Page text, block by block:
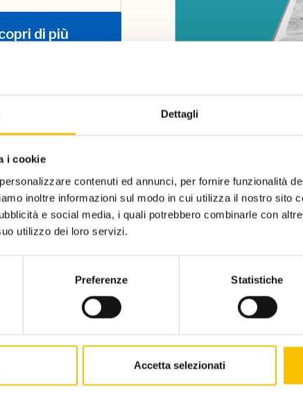
Dettagli
i cookie
contenuti ed annunci, per fornire funzionalità
inoltre informazioni sul modo in cui utilizza il nostro sito
e social media, i quali potrebbero combinarle con
utilizzo dei loro servizi.
Preferenze Statistiche
Accetta selezionati
di più
Dal Salone